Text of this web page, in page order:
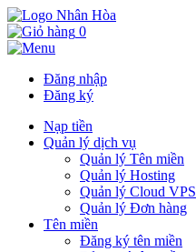
0
Đăng nhập
Đăng ký
Nạp tiền
Quản lý dịch vụ
Quản lý Tên miền
Quản lý Hosting
Quản lý Cloud VPS
Quản lý Đơn hàng
Tên miền
Đăng ký tên miền